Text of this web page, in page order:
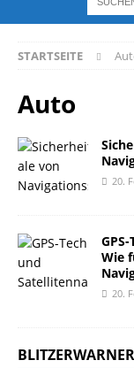
STARTSEITE
Auto
20.
Wie
20.
BLITZERWARNER